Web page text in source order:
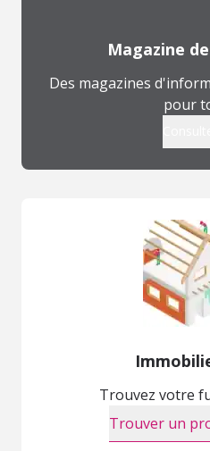
Magazine
Des magazines
pour
Trouvez votre
Trouver un